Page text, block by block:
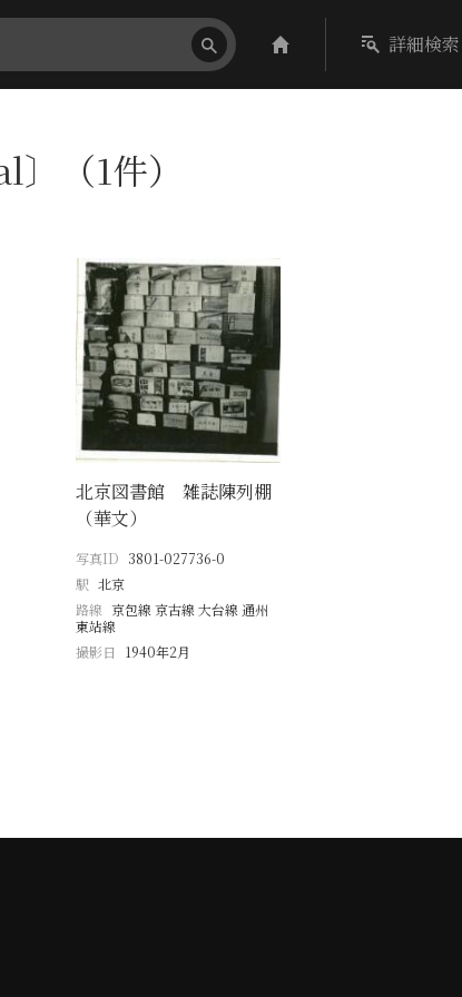
詳細検索
（1件）
北京図書館 雑誌陳列棚
（華文）
写真ID 3801-027736-0
駅 北京
路線 京包線 京古線 大台線 通州
東站線
撮影日
1940年2月